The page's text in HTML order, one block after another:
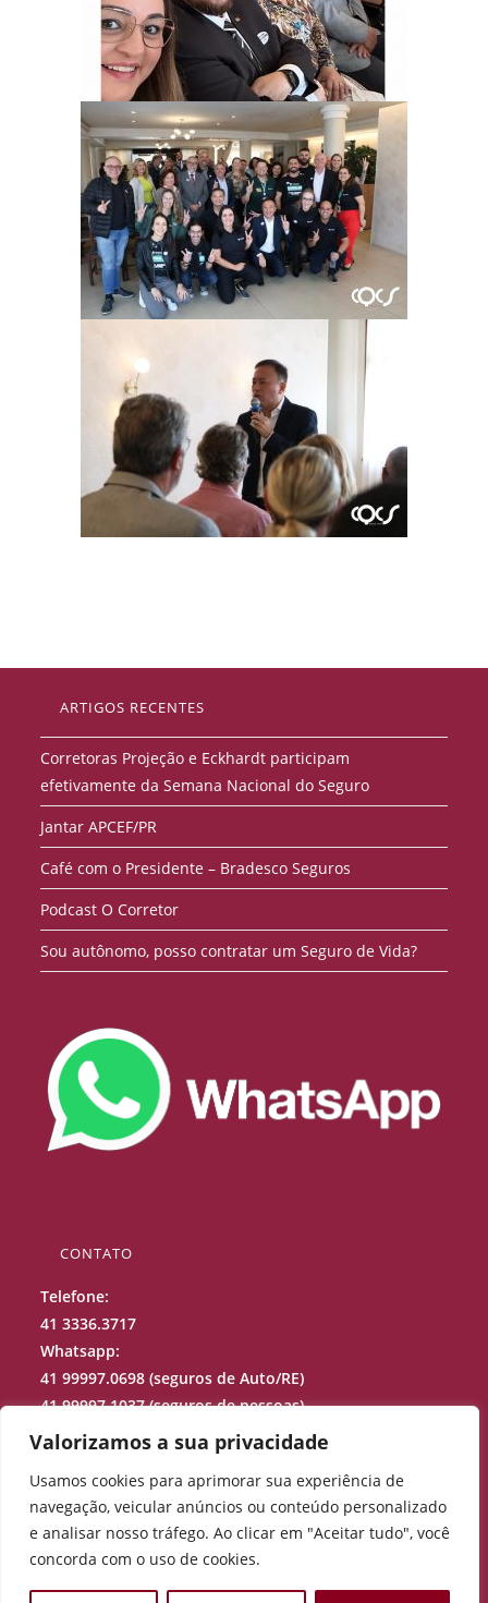
Valorizamos a sua privacidade
Usamos cookies para aprimorar sua experiência de
navegação, veicular anúncios ou conteúdo personalizado
e analisar nosso tráfego. Ao clicar em "Aceitar tudo", você
concorda com o uso de cookies.
ARTIGOS RECENTES
Corretoras Projeção e Eckhardt participam
efetivamente da Semana Nacional do Seguro
Jantar APCEF/PR
Café com o Presidente – Bradesco Seguros
Podcast O Corretor
Sou autônomo, posso contratar um Seguro de Vida?
CONTATO
Telefone:
41 3336.3717
Whatsapp:
41 99997.0698 (seguros de Auto/RE)
41 99997.1037 (seguros de pessoas)
41 99688.9973 (sinistros)
projecao@projecaocorretora.com.br
Rua Júlio Perneta, 200 – Curitiba –PR